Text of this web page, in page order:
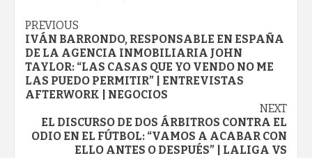
Continue
Reading
PREVIOUS
IVÁN BARRONDO, RESPONSABLE EN ESPAÑA
DE LA AGENCIA INMOBILIARIA JOHN
TAYLOR: “LAS CASAS QUE YO VENDO NO ME
LAS PUEDO PERMITIR” | ENTREVISTAS
AFTERWORK | NEGOCIOS
NEXT
EL DISCURSO DE DOS ÁRBITROS CONTRA EL
ODIO EN EL FÚTBOL: “VAMOS A ACABAR CON
ELLO ANTES O DESPUÉS” | LALIGA VS